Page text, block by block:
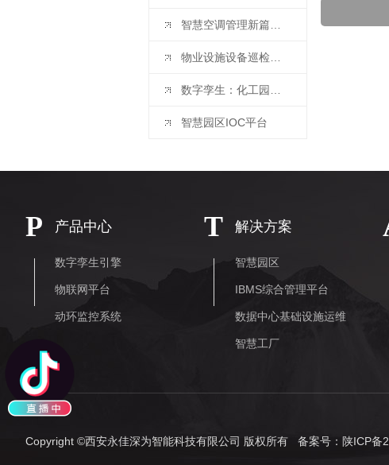
智慧空调管理新篇章：物联网平台赋能校园节能减排
物业设施设备巡检常见误区
数字孪生：化工园区重大危险源管理的“智慧之锚”
智慧园区IOC平台
P 产品中心
数字孪生引擎
物联网平台
动环监控系统
T 解决方案
智慧园区
IBMS综合管理平台
数据中心基础设施运维
智慧工厂
Copyright ©西安永佳深为智能科技有限公司 版权所有 备案号： 陕ICP备